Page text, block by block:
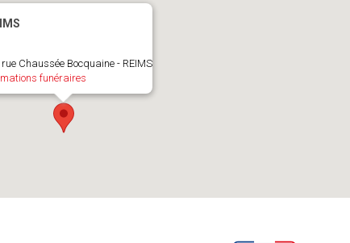
rue Chaussée Bocquaine - REIMS
funéraires